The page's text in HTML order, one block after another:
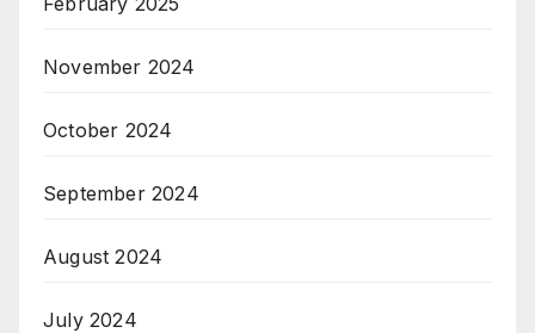
November 2024
October 2024
September 2024
August 2024
July 2024